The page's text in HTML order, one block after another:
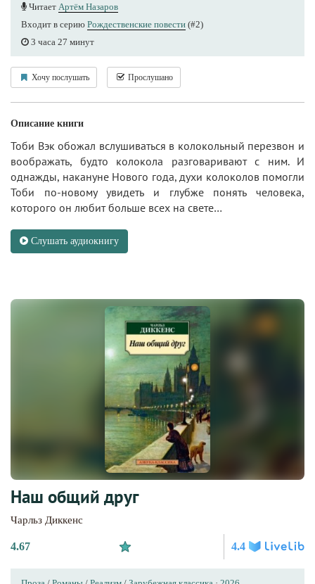
Читает Артём Назаров
Входит в серию Рождественские повести (#2)
3 часа 27 минут
Хочу послушать Прослушано
Описание книги
Тоби Вэк обожал вслушиваться в колокольный перезвон и
воображать, будто колокола разговаривают с ним. И
однажды, накануне Нового года, духи колоколов помогли
Тоби по‑новому увидеть и глубже понять человека,
которого он любит больше всех на свете…
Слушать аудиокнигу
Наш общий друг
Чарльз Диккенс
4.67 4.4